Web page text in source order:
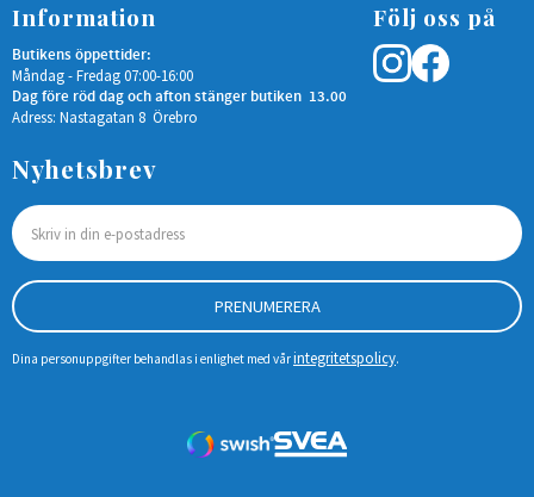
Information
Butikens öppettider:
Måndag - Fredag 07:00-16:00
Dag före röd dag och afton stänger butiken 13.00
Adress: Nastagatan 8 Örebro
Följ oss på
Nyhetsbrev
PRENUMERERA
Dina personuppgifter behandlas i enlighet med vårintegritetspolicy.